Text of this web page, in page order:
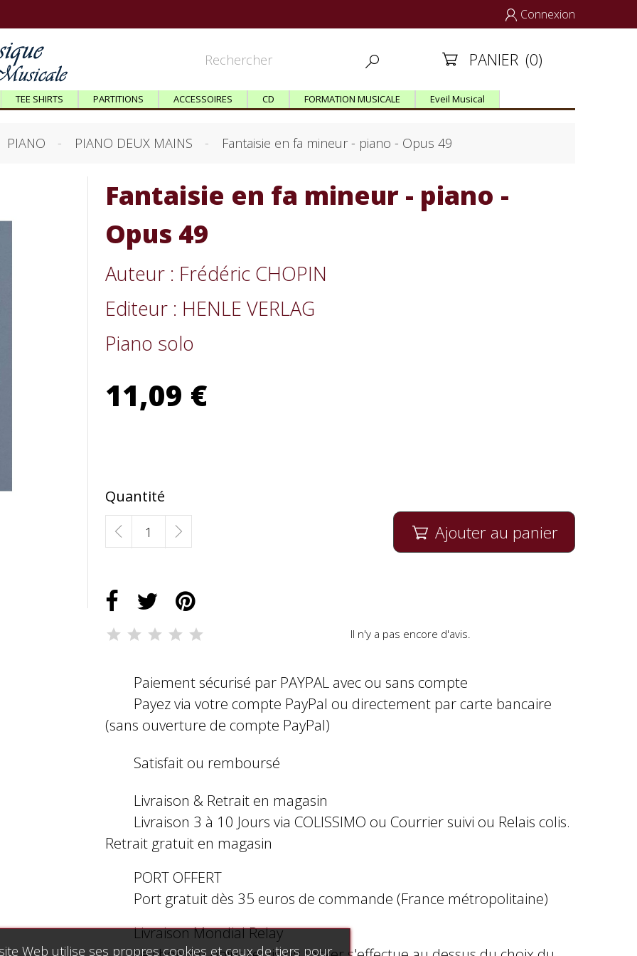
 Connexion
  PANIER (0)
TEE SHIRTS PARTITIONS ACCESSOIRES CD FORMATION MUSICALE Eveil Musical
PIANO PIANO DEUX MAINS Fantaisie en fa mineur - piano - Opus 49
Fantaisie en fa mineur - piano -
Opus 49
Auteur : Frédéric CHOPIN
Editeur : HENLE VERLAG
Piano solo
11,09 €
Quantité
 Ajouter au panier
Il n'y a pas encore d'avis.
Paiement sécurisé par PAYPAL avec ou sans compte
Payez via votre compte PayPal ou directement par carte bancaire
(sans ouverture de compte PayPal)
Satisfait ou remboursé
Livraison & Retrait en magasin
Livraison 3 à 10 Jours via COLISSIMO ou Courrier suivi ou Relais colis.
Retrait gratuit en magasin
PORT OFFERT
Port gratuit dès 35 euros de commande (France métropolitaine)
Livraison Mondial Relay
Web utilise ses propres cookies et ceux de tiers pour